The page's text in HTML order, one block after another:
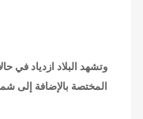
وتشهد البلاد ازدياد في
المختصة بالإضافة إلى